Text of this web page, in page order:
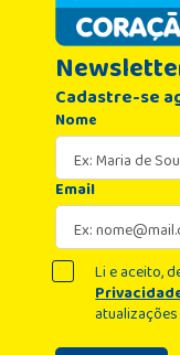
Cadastre-se
Nome
Email
Li e aceito,
atualizações